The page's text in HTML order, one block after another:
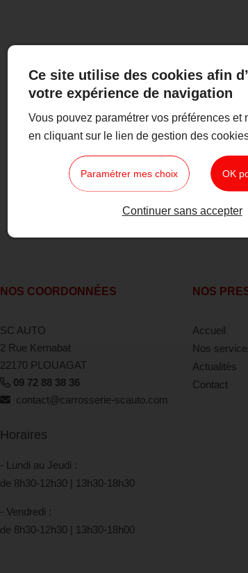
NOS COORDONNÉES
SC AUTO
2 Rue Kernabat
22170 PLOUAGAT
09 72 88 38 36
contact@carrosserie-scauto.com
Horaires
- Lundi au Jeudi :
de 8h30-12h30 | 13h30-18h30
- Vendredi :
de 8h30-12h30 | 13h30-18h00
NOS
Accueil
Nos
Actualités
Contact
Ce site utilise des cookies afin
votre expérience de navigation
Vous pouvez paramétrer vos préférences et
en cliquant sur le lien de gestion des
Paramétrer mes choix OK
Continuer sans accepter